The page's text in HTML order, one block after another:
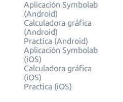
Aplicación Symbolab
(Android)
Calculadora gráfica
(Android)
Practica (Android)
Aplicación Symbolab
(iOS)
Calculadora gráfica
(iOS)
Practica (iOS)